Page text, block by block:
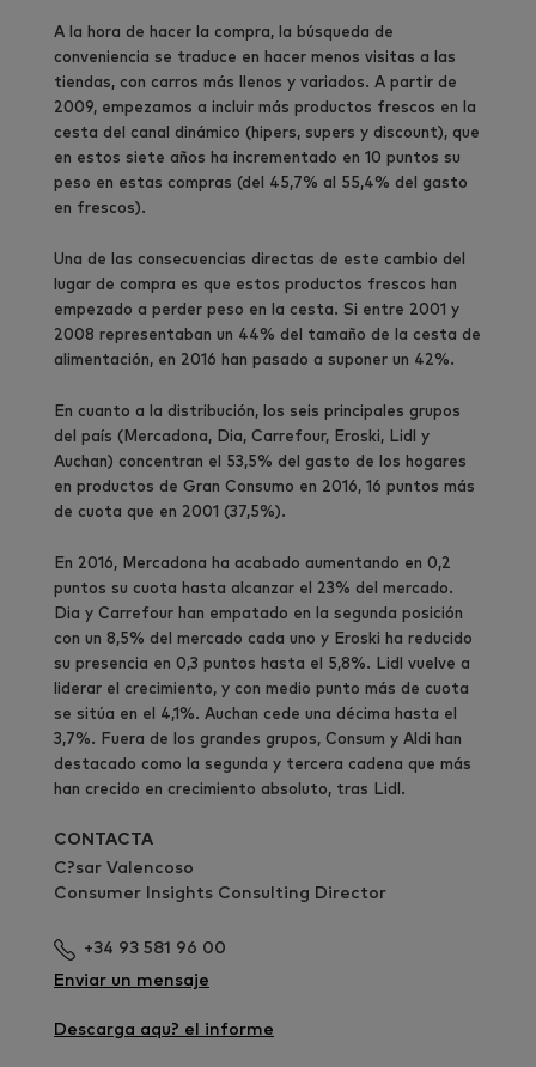
A la hora de hacer la compra, la búsqueda de
conveniencia se traduce en hacer menos visitas a las
tiendas, con carros más llenos y variados. A partir de
2009, empezamos a incluir más productos frescos en la
cesta del canal dinámico (hipers, supers y discount), que
en estos siete años ha incrementado en 10 puntos su
peso en estas compras (del 45,7% al 55,4% del gasto
en frescos).
Una de las consecuencias directas de este cambio del
lugar de compra es que estos productos frescos han
empezado a perder peso en la cesta. Si entre 2001 y
2008 representaban un 44% del tamaño de la cesta de
alimentación, en 2016 han pasado a suponer un 42%.
En cuanto a la distribución, los seis principales grupos
del país (Mercadona, Dia, Carrefour, Eroski, Lidl y
Auchan) concentran el 53,5% del gasto de los hogares
en productos de Gran Consumo en 2016, 16 puntos más
de cuota que en 2001 (37,5%).
En 2016, Mercadona ha acabado aumentando en 0,2
puntos su cuota hasta alcanzar el 23% del mercado.
Dia y Carrefour han empatado en la segunda posición
con un 8,5% del mercado cada uno y Eroski ha reducido
su presencia en 0,3 puntos hasta el 5,8%. Lidl vuelve a
liderar el crecimiento, y con medio punto más de cuota
se sitúa en el 4,1%. Auchan cede una décima hasta el
3,7%. Fuera de los grandes grupos, Consum y Aldi han
destacado como la segunda y tercera cadena que más
han crecido en crecimiento absoluto, tras Lidl.
CONTACTA
C?sar Valencoso
Consumer Insights Consulting Director
+34 93 581 96 00
Enviar un mensaje
Descarga aqu? el informe